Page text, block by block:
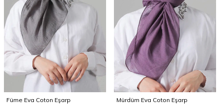
Füme Eva Coton Eşarp Mürdüm Eva Coton Eşarp